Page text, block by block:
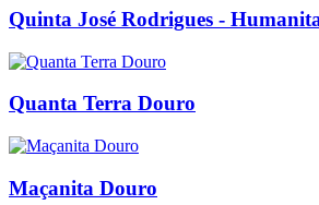
Quinta José Rodrigues -
Quanta Terra Douro
Maçanita Douro